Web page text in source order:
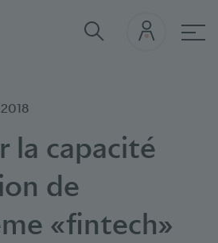
la capacité
de
«fintech»